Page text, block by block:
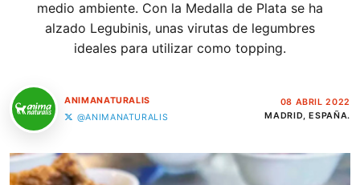
medio ambiente. Con la Medalla de Plata se ha
alzado Legubinis, unas virutas de legumbres
ideales para utilizar como topping.
ANIMANATURALIS
@ANIMANATURALIS
08 ABRIL 2022
MADRID, ESPAÑA.